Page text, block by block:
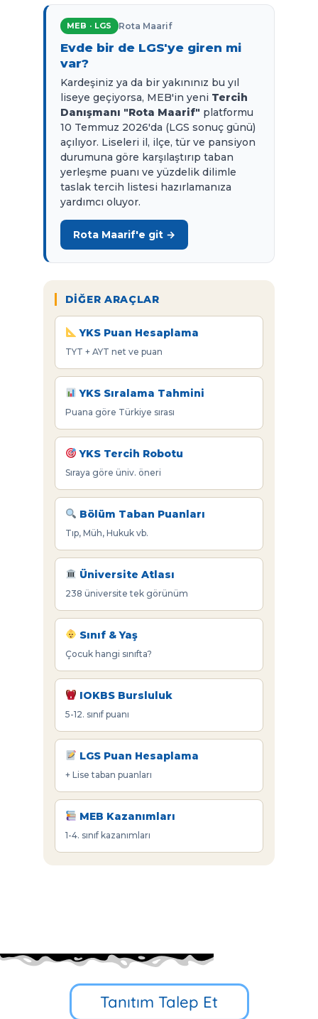
MEB · LGS Rota Maarif
Evde bir de LGS'ye giren mi
var?
Kardeşiniz ya da bir yakınınız bu yıl
liseye geçiyorsa, MEB'in yeni Tercih
Danışmanı "Rota Maarif" platformu
10 Temmuz 2026'da (LGS sonuç günü)
açılıyor. Liseleri il, ilçe, tür ve pansiyon
durumuna göre karşılaştırıp taban
yerleşme puanı ve yüzdelik dilimle
taslak tercih listesi hazırlamanıza
yardımcı oluyor.
Rota Maarif'e git →
DIĞER ARAÇLAR
YKS Puan Hesaplama
TYT + AYT net ve puan
YKS Sıralama Tahmini
Puana göre Türkiye sırası
YKS Tercih Robotu
Sıraya göre üniv. öneri
Bölüm Taban Puanları
Tıp, Müh, Hukuk vb.
Üniversite Atlası
238 üniversite tek görünüm
Sınıf & Yaş
Çocuk hangi sınıfta?
IOKBS Bursluluk
5-12. sınıf puanı
LGS Puan Hesaplama
+ Lise taban puanları
MEB Kazanımları
1-4. sınıf kazanımları
Tanıtım Talep Et